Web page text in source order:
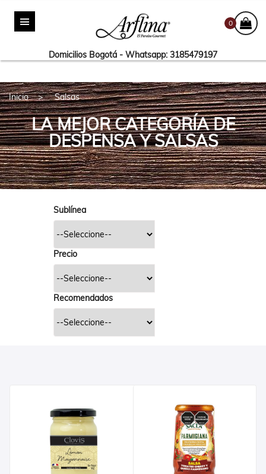
0
Domicilios Bogotá - Whatsapp: 3185479197
Inicio Salsas
LA MEJOR CATEGORÍA DE
DESPENSA Y SALSAS
Sublínea
Precio
Recomendados